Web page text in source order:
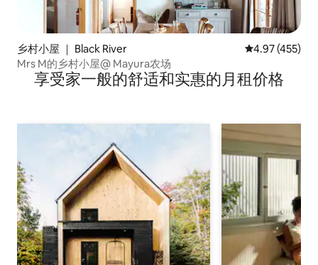
乡村小屋 ｜ Black River 平均评分 4.97
4.97 (455)
Mrs M的乡村小屋@ Mayura农场
享受家一般的舒适和实惠的月租价格